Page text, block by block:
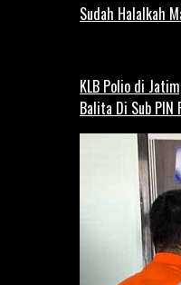
Sudah Halalkah
KLB Polio di
Balita Di Sub PIN